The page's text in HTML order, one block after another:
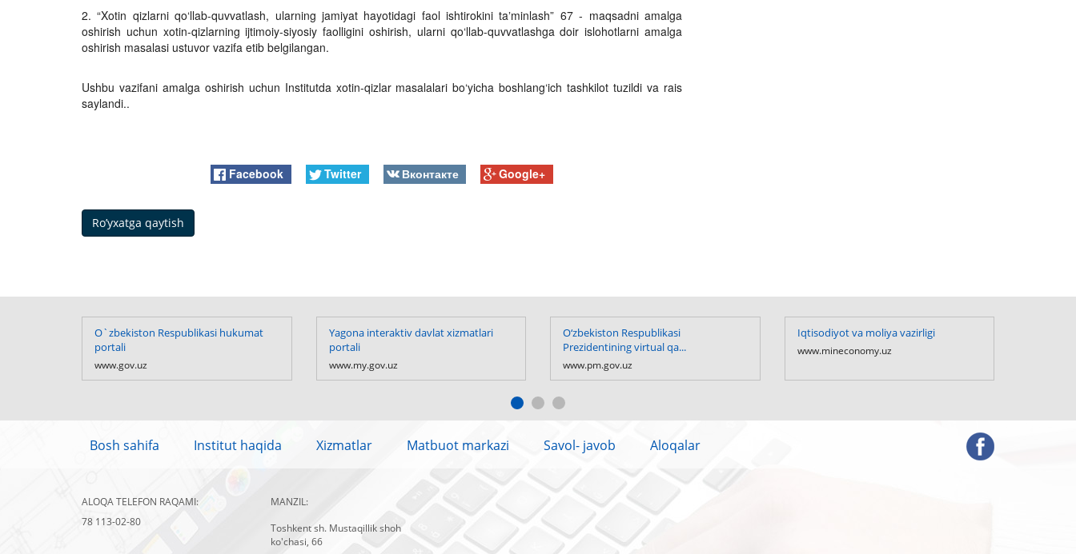
2. “Xotin qizlarni qo‘llab-quvvatlash, ularning jamiyat hayotidagi faol ishtirokini taʼminlash” 67 - maqsadni amalga
oshirish uchun xotin-qizlarning ijtimoiy-siyosiy faolligini oshirish, ularni qo‘llab-quvvatlashga doir islohotlarni amalga
oshirish masalasi ustuvor vazifa etib belgilangan.
Ushbu vazifani amalga oshirish uchun Institutda xotin-qizlar masalalari bo‘yicha boshlang‘ich tashkilot tuzildi va rais
saylandi..
Facebook Twitter Вконтакте Google+
Ro’yxatga qaytish
O`zbekiston Respublikasi hukumat
portali
www.gov.uz
Yagona interaktiv davlat xizmatlari
portali
www.my.gov.uz
O‘zbekiston Respublikasi
Prezidentining virtual qa...
www.pm.gov.uz
Iqtisodiyot va moliya vazirligi
www.mineconomy.uz
Bosh sahifa Institut haqida Xizmatlar Matbuot markazi Savol- javob Aloqalar
ALOQA TELEFON RAQAMI:
78 113-02-80
MANZIL:
Toshkent sh. Mustaqillik shoh
ko'chasi, 66